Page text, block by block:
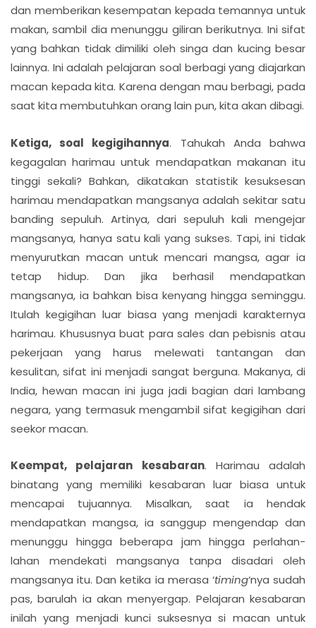
dan memberikan kesempatan kepada temannya untuk
makan, sambil dia menunggu giliran berikutnya. Ini sifat
yang bahkan tidak dimiliki oleh singa dan kucing besar
lainnya. Ini adalah pelajaran soal berbagi yang diajarkan
macan kepada kita. Karena dengan mau berbagi, pada
saat kita membutuhkan orang lain pun, kita akan dibagi.
Ketiga, soal kegigihannya. Tahukah Anda bahwa
kegagalan harimau untuk mendapatkan makanan itu
tinggi sekali? Bahkan, dikatakan statistik kesuksesan
harimau mendapatkan mangsanya adalah sekitar satu
banding sepuluh. Artinya, dari sepuluh kali mengejar
mangsanya, hanya satu kali yang sukses. Tapi, ini tidak
menyurutkan macan untuk mencari mangsa, agar ia
tetap hidup. Dan jika berhasil mendapatkan
mangsanya, ia bahkan bisa kenyang hingga seminggu.
Itulah kegigihan luar biasa yang menjadi karakternya
harimau. Khususnya buat para sales dan pebisnis atau
pekerjaan yang harus melewati tantangan dan
kesulitan, sifat ini menjadi sangat berguna. Makanya, di
India, hewan macan ini juga jadi bagian dari lambang
negara, yang termasuk mengambil sifat kegigihan dari
seekor macan.
Keempat, pelajaran kesabaran. Harimau adalah
binatang yang memiliki kesabaran luar biasa untuk
mencapai tujuannya. Misalkan, saat ia hendak
mendapatkan mangsa, ia sanggup mengendap dan
menunggu hingga beberapa jam hingga perlahan-
lahan mendekati mangsanya tanpa disadari oleh
mangsanya itu. Dan ketika ia merasa ‘timing‘nya sudah
pas, barulah ia akan menyergap. Pelajaran kesabaran
inilah yang menjadi kunci suksesnya si macan untuk